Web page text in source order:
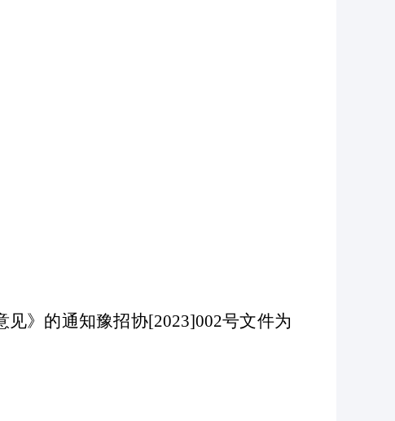
见》的通知豫招协[2023]002号文件为